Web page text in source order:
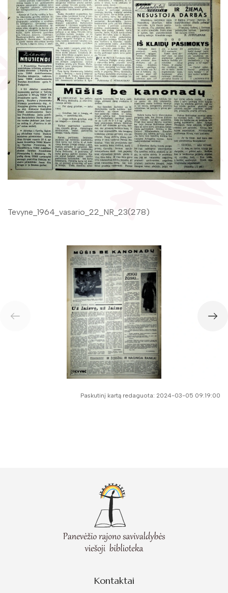
Gaunami periodiniai leidiniai
Tarpbibliotekinis abonementas
Knygomatai
Internetas
Klubai
Literatų klubas „Polėkis“
Interaktyvi kelionė
Gabrielės Petkevičaitės-Bitės literatūrinė
premija
Bibliotekos 70-metis
Virtuali biblioteka
Tevyne_1964_vasario_22_NR_23(278)
Paskutinį kartą redaguota: 2024-03-05 09:19:00
Kontaktai